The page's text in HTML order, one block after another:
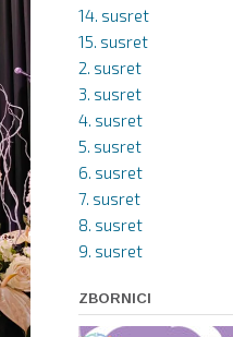
14. susret
15. susret
2. susret
3. susret
4. susret
5. susret
6. susret
7. susret
8. susret
9. susret
ZBORNICI